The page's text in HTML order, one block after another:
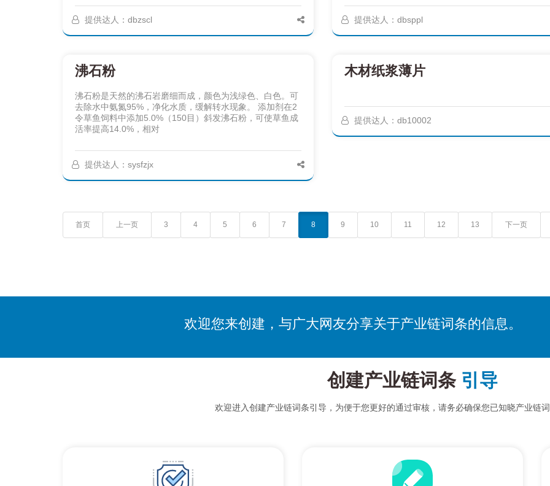
提供达人：dbzscl 提供达人：dbsppl
沸石粉
沸石粉是天然的沸石岩磨细而成，颜色为浅绿色、白色。可
去除水中氨氮95%，净化水质，缓解转水现象。 添加剂在2
令草鱼饲料中添加5.0%（150目）斜发沸石粉，可使草鱼成
活率提高14.0%，相对
提供达人：sysfzjx
木材纸浆薄片
提供达人：db10002
首页 上一页 3 4 5 6 7 8 9 10 11 12 13 下一页
欢迎您来创建，与广大网友分享关于产业链词条的信息。
创建产业链词条 引导
欢迎进入创建产业链词条引导，为便于您更好的通过审核，请务必确保您已知晓产业链词